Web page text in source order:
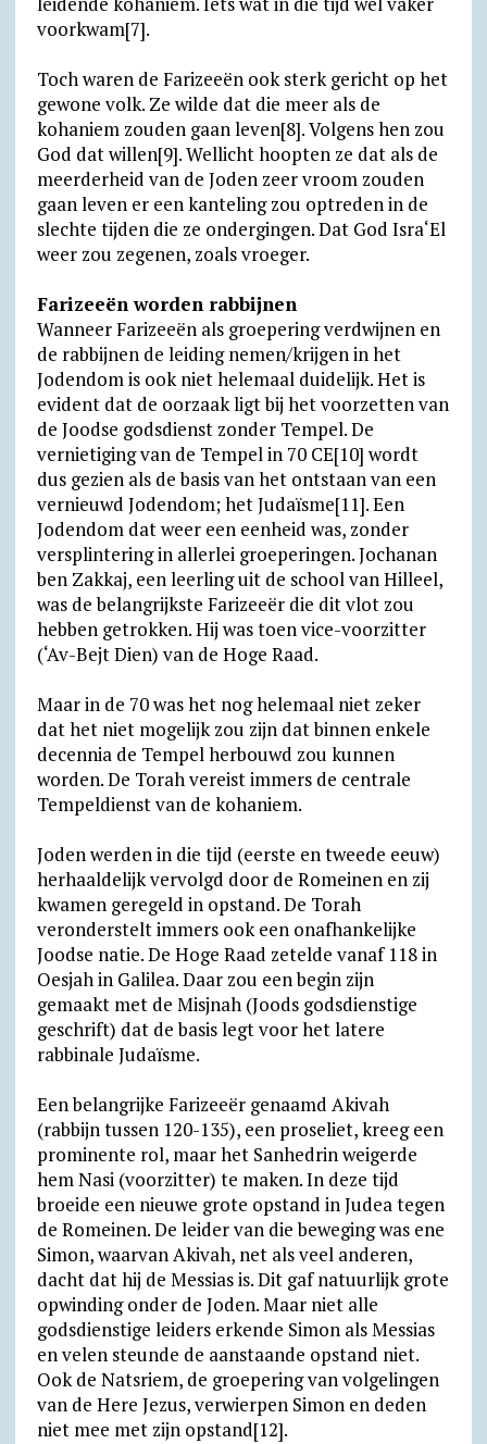
voorkwam[7].
Toch waren de Farizeeën ook sterk gericht op het
gewone volk. Ze wilde dat die meer als de
kohaniem zouden gaan leven[8]. Volgens hen zou
God dat willen[9]. Wellicht hoopten ze dat als de
meerderheid van de Joden zeer vroom zouden
gaan leven er een kanteling zou optreden in de
slechte tijden die ze ondergingen. Dat God Isra‘El
weer zou zegenen, zoals vroeger.
Farizeeën worden rabbijnen
Wanneer Farizeeën als groepering verdwijnen en
de rabbijnen de leiding nemen/krijgen in het
Jodendom is ook niet helemaal duidelijk. Het is
evident dat de oorzaak ligt bij het voorzetten van
de Joodse godsdienst zonder Tempel. De
vernietiging van de Tempel in 70 CE[10] wordt
dus gezien als de basis van het ontstaan van een
vernieuwd Jodendom; het Judaïsme[11]. Een
Jodendom dat weer een eenheid was, zonder
versplintering in allerlei groeperingen. Jochanan
ben Zakkaj, een leerling uit de school van Hilleel,
was de belangrijkste Farizeeër die dit vlot zou
hebben getrokken. Hij was toen vice-voorzitter
(‘Av-Bejt Dien) van de Hoge Raad.
Maar in de 70 was het nog helemaal niet zeker
dat het niet mogelijk zou zijn dat binnen enkele
decennia de Tempel herbouwd zou kunnen
worden. De Torah vereist immers de centrale
Tempeldienst van de kohaniem.
Joden werden in die tijd (eerste en tweede eeuw)
herhaaldelijk vervolgd door de Romeinen en zij
kwamen geregeld in opstand. De Torah
veronderstelt immers ook een onafhankelijke
Joodse natie. De Hoge Raad zetelde vanaf 118 in
Oesjah in Galilea. Daar zou een begin zijn
gemaakt met de Misjnah (Joods godsdienstige
geschrift) dat de basis legt voor het latere
rabbinale Judaïsme.
Een belangrijke Farizeeër genaamd Akivah
(rabbijn tussen 120-135), een proseliet, kreeg een
prominente rol, maar het Sanhedrin weigerde
hem Nasi (voorzitter) te maken. In deze tijd
broeide een nieuwe grote opstand in Judea tegen
de Romeinen. De leider van die beweging was ene
Simon, waarvan Akivah, net als veel anderen,
dacht dat hij de Messias is. Dit gaf natuurlijk grote
opwinding onder de Joden. Maar niet alle
godsdienstige leiders erkende Simon als Messias
en velen steunde de aanstaande opstand niet.
Ook de Natsriem, de groepering van volgelingen
van de Here Jezus, verwierpen Simon en deden
niet mee met zijn opstand[12].